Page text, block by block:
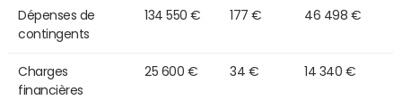
Dépenses de
contingents
134 550 € 177 € 46 498 €
Charges
financières
25 600 € 34 € 14 340 €